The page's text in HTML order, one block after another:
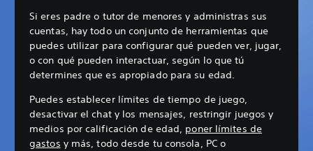
Si eres padre o tutor de menores y administras sus
cuentas, hay todo un conjunto de herramientas que
puedes utilizar para configurar qué pueden ver, jugar,
o con qué pueden interactuar, según lo que tú
determines que es apropiado para su edad.
Puedes establecer límites de tiempo de juego,
desactivar el chat y los mensajes, restringir juegos y
medios por calificación de edad, poner límites de
gastos y más, todo desde tu consola, PC o